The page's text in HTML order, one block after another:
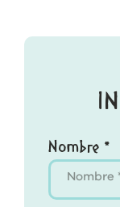
Nombre *